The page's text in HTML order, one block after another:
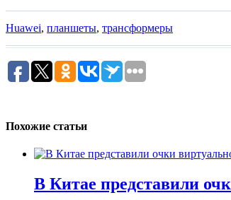
Huawei, планшеты, трансформеры
Похожие статьи
В Китае представили